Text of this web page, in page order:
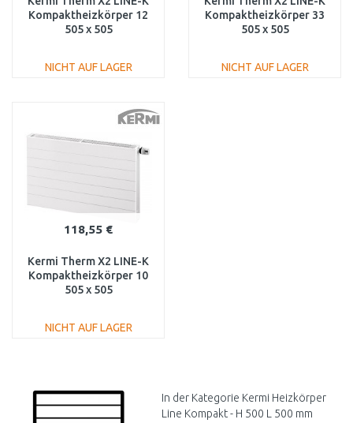
Kompaktheizkörper 12
505 x 505
NICHT AUF LAGER
Kompaktheizkörper 33
505 x 505
NICHT AUF LAGER
118,55 €
Kermi Therm X2 LINE-K
Kompaktheizkörper 10
505 x 505
NICHT AUF LAGER
Vergleichen
In der Kategorie Kermi Heizkörper
Line Kompakt - H 500 L 500 mm